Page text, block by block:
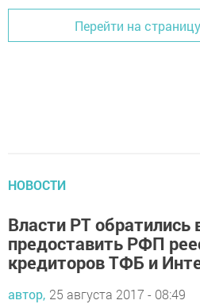
Перейти на
НОВОСТИ
Власти РТ обратились
предоставить РФП
кредиторов ТФБ и
автор, 25 августа 2017 - 08:49